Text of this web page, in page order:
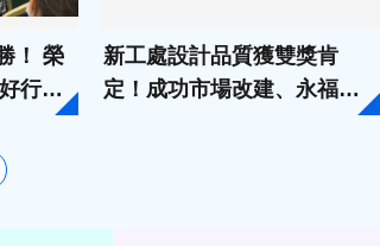
！ 榮
行」7
造工
新工處設計品質獲雙獎肯
定！成功市場改建、永福之
家重建榮獲「2026國家卓越